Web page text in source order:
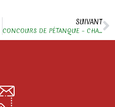
SUIVANT
CONCOURS DE PÉTANQUE – CHASSE LA SAINT HUBERT